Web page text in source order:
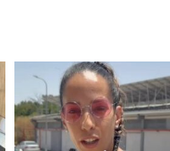
צריך! קיימת באתר ובסני
המוצר הכי מבוקש